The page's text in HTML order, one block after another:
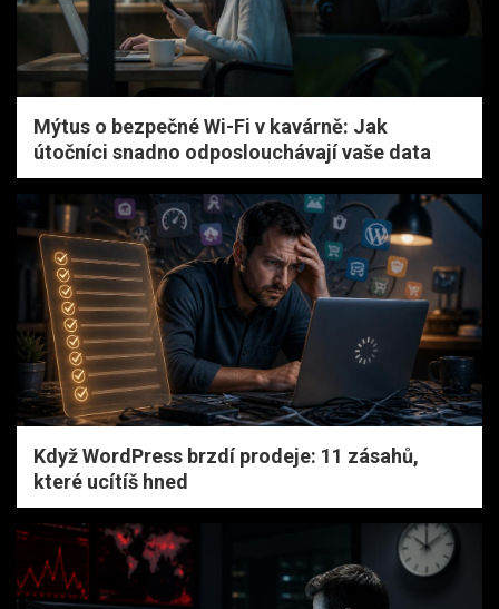
Mýtus o bezpečné Wi-Fi v kavárně: Jak
útočníci snadno odposlouchávají vaše data
Když WordPress brzdí prodeje: 11 zásahů,
které ucítíš hned